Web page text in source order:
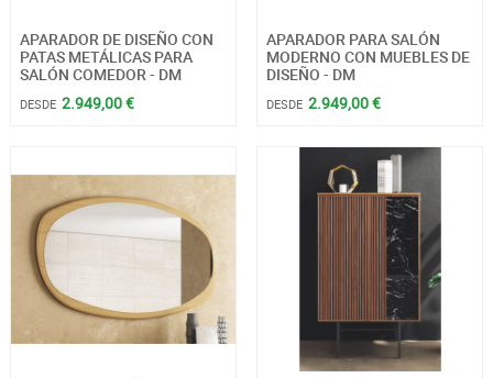
APARADOR DE DISEÑO CON
PATAS METÁLICAS PARA
SALÓN COMEDOR - DM
DESDE 2.949,00 €
APARADOR PARA SALÓN
MODERNO CON MUEBLES DE
DISEÑO - DM
DESDE 2.949,00 €